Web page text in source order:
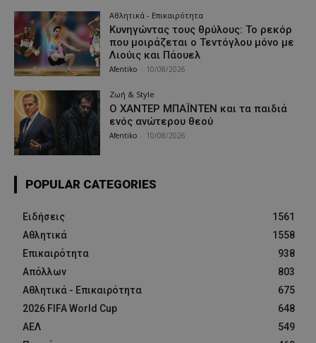
Αθλητικά - Επικαιρότητα
Κυνηγώντας τους θρύλους: Το ρεκόρ
που μοιράζεται ο Τεντόγλου μόνο με
Λιούις και Πάουελ
Afentiko 10/08/2026
Ζωή & Style
Ο ΧΑΝΤΕΡ ΜΠΑΪΝΤΕΝ και τα παιδιά
ενός ανώτερου θεού
Afentiko 10/08/2026
POPULAR CATEGORIES
Ειδήσεις
1561
Αθλητικά
1558
Επικαιρότητα
938
Απόλλων
803
Αθλητικά - Επικαιρότητα
675
2026 FIFA World Cup
648
ΑΕΛ
549